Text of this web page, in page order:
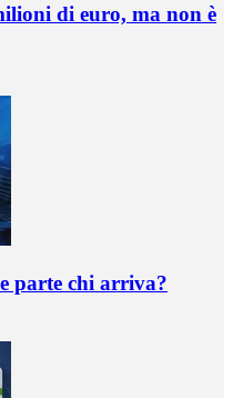
di euro, ma non è
parte chi arriva?